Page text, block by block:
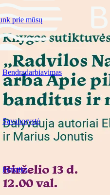
prie mūsų
Bendradarbiavimas
Savanorystė
Praktika